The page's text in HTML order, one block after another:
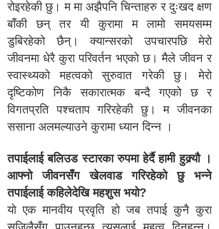
रोइरहेकी छु। म मा अझैपनि चिन्ताहरु र दुःखद क्षण
बाँकी छन् तर यी कुरामा म लामो समयसम्म
डुबिरहेको छैन्। क्यान्सरको उपचारपछि मेरो
जीवनमा धेरै कुरा परिवर्तन भएको छ। मैले जीवन र
स्वास्थ्यको महत्वको सुरुवात गरेकी छु। मेरो
दृष्टिकोण निकै सकारात्मक बन्दै गएको छ र
विगतप्रति पश्चताप गरिरहेकी छु। म जीवनका
ससाना अलमल्याउने कुरामा ध्यान दिन्न ।
तपाईलाई बलिउड स्टारका रुपमा हेर्दै हामी हुक्र्यौ ।
आफ्नो जीवनसँग खेलवाड गरिरहेको छु भन्ने
तपाईलाई कहिलेदेखि महशुस भयो?
यो एक मानवीय प्रवृति हो जब तपाई कुनै कुरा